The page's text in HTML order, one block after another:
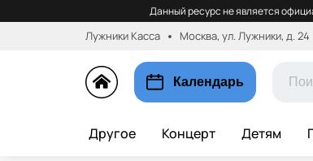
Данный ресурс не является
Лужники Касса Москва, ул. Лужники, д. 24
Календарь
Другое Концерт Детям